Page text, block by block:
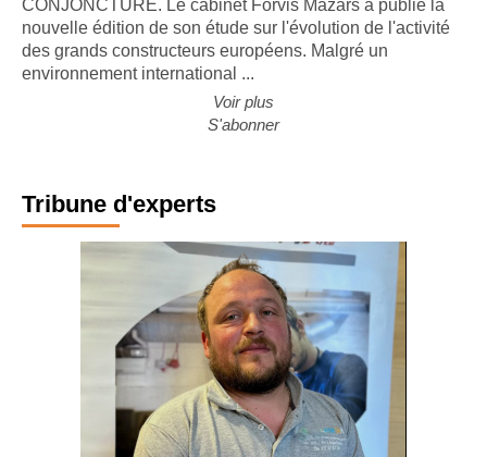
CONJONCTURE. Le cabinet Forvis Mazars a publié la
nouvelle édition de son étude sur l'évolution de l'activité
des grands constructeurs européens. Malgré un
Voir plus
Tribune d'experts